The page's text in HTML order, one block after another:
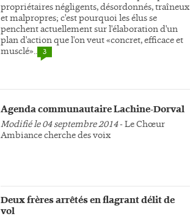
propriétaires négligents, désordonnés, traîneux
et malpropres; c'est pourquoi les élus se
penchent actuellement sur l'élaboration d'un
plan d'action que l'on veut «concret, efficace et
musclé».. 3
Agenda communautaire Lachine-Dorval
Modifié le 04 septembre 2014- Le Chœur
Ambiance cherche des voix
Deux frères arrêtés en flagrant délit de
vol